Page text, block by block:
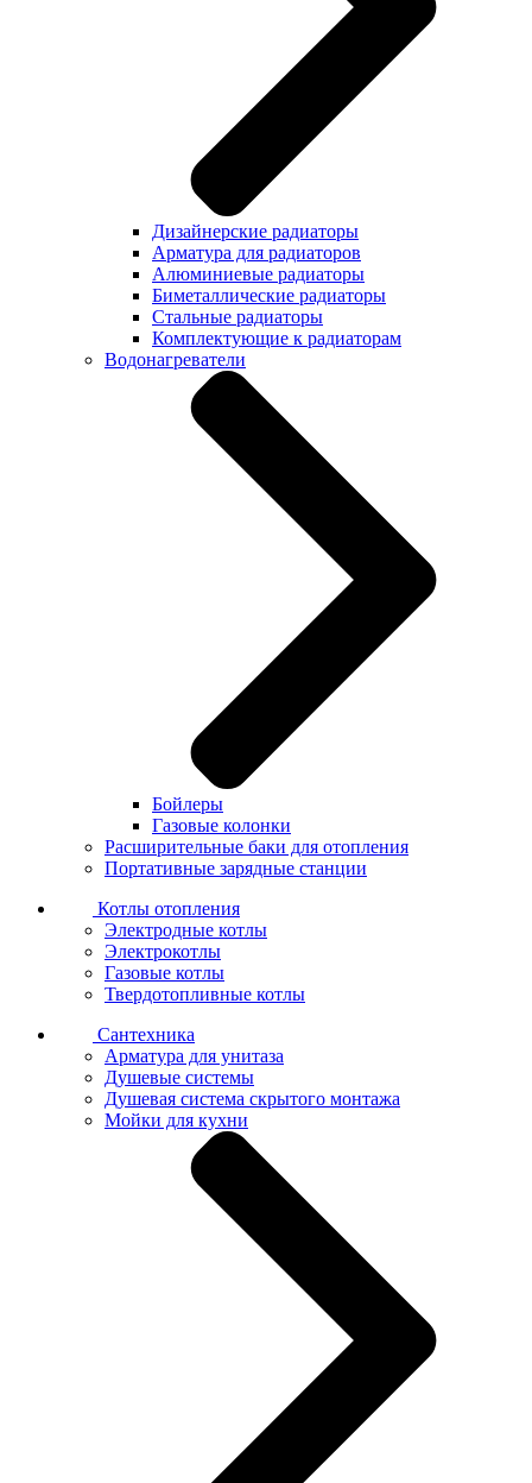
Дизайнерские радиаторы
Арматура для радиаторов
Алюминиевые радиаторы
Биметаллические радиаторы
Стальные радиаторы
Комплектующие к радиаторам
Водонагреватели
Бойлеры
Газовые колонки
Расширительные баки для отопления
Портативные зарядные станции
Котлы отопления
Электродные котлы
Электрокотлы
Газовые котлы
Твердотопливные котлы
Сантехника
Арматура для унитаза
Душевые системы
Душевая система скрытого монтажа
Мойки для кухни